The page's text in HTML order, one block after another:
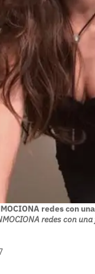
redes con
redes con